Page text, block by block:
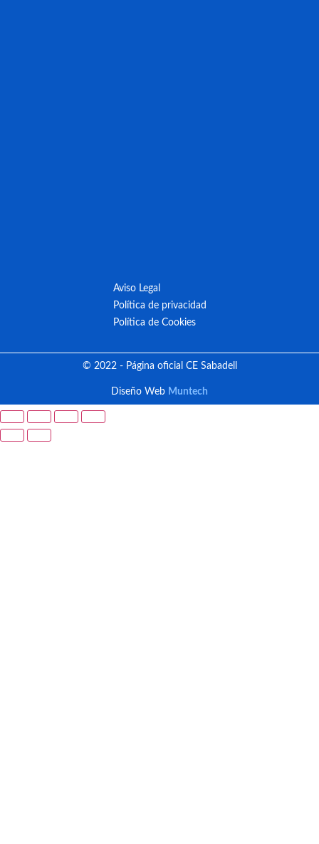
Aviso Legal
Política de privacidad
Política de Cookies
© 2022 - Página oficial CE Sabadell
Diseño Web Muntech